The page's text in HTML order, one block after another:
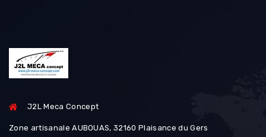
J2L Meca Concept
Zone artisanale AUBOUAS, 32160 Plaisance du Gers